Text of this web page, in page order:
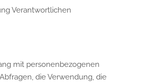
Verantwortlichen
mit personenbezogenen
die Verwendung, die